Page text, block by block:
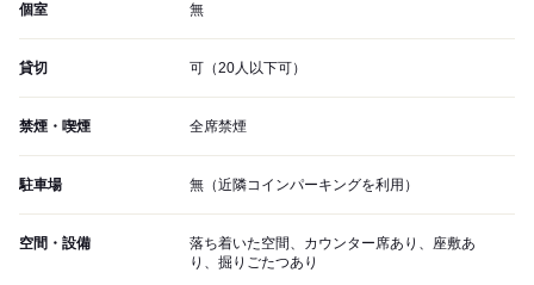
個室 無
貸切 可（20人以下可）
禁煙・喫煙 全席禁煙
駐車場 無（近隣コインパーキングを利用）
空間・設備
落ち着いた空間、カウンター席あり、座敷あ
り、掘りごたつあり